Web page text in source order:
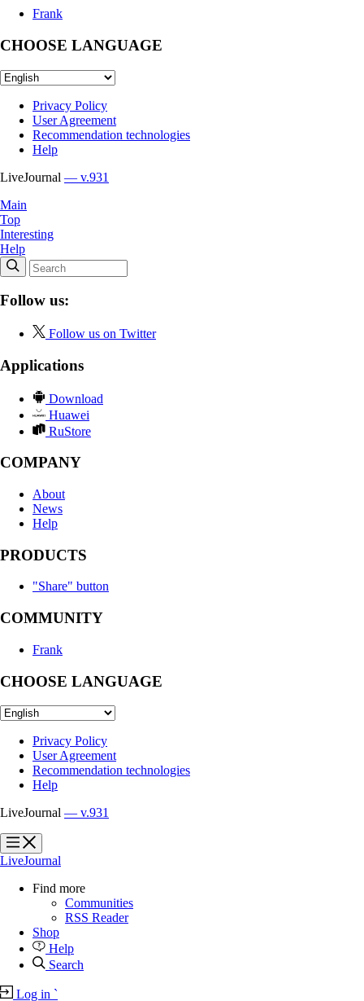
Frank
CHOOSE LANGUAGE
Privacy Policy
User Agreement
Recommendation technologies
Help
LiveJournal — v.931
Main
Top
Interesting
Help
Follow us:
Follow us on Twitter
Applications
Download
Huawei
RuStore
COMPANY
About
News
Help
PRODUCTS
"Share" button
COMMUNITY
Frank
CHOOSE LANGUAGE
Privacy Policy
User Agreement
Recommendation technologies
Help
LiveJournal — v.931
?
?
LiveJournal
Find more
Communities
RSS Reader
Shop
Help
Search
Log in `